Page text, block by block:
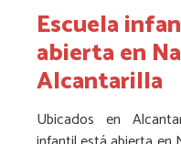
Escuela
abierta en
Alcantarilla
Ubicados en